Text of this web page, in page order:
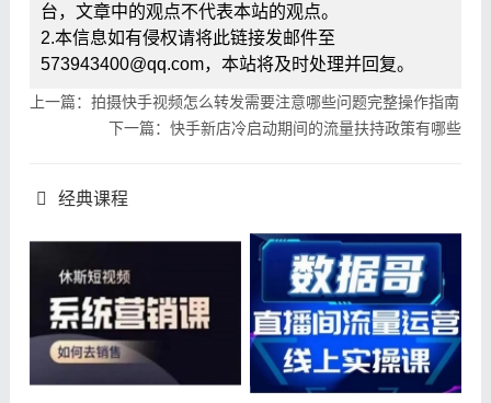
台，文章中的观点不代表本站的观点。
2.本信息如有侵权请将此链接发邮件至
573943400@qq.com，本站将及时处理并回复。
上一篇：拍摄快手视频怎么转发需要注意哪些问题完整操作指南
下一篇：快手新店冷启动期间的流量扶持政策有哪些
经典课程